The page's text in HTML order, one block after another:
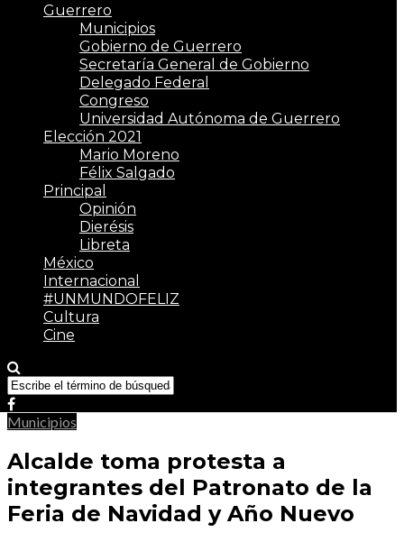
Guerrero
Municipios
Gobierno de Guerrero
Secretaría General de Gobierno
Delegado Federal
Congreso
Universidad Autónoma de Guerrero
Elección 2021
Mario Moreno
Félix Salgado
Principal
Opinión
Dierésis
Libreta
México
Internacional
#UNMUNDOFELIZ
Cultura
Cine
Municipios
Alcalde toma protesta a
integrantes del Patronato de la
Feria de Navidad y Año Nuevo